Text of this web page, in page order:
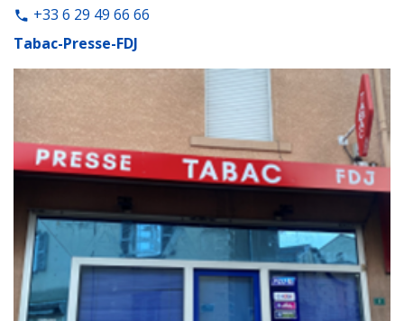
phone +33 6 29 49 66 66
Tabac-Presse-FDJ